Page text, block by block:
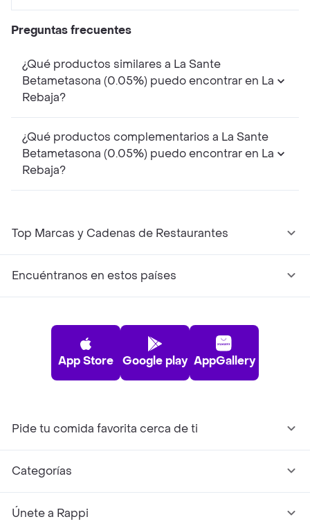
Preguntas frecuentes
¿Qué productos similares a La Sante
Betametasona (0.05%) puedo encontrar en La
Rebaja?
¿Qué productos complementarios a La Sante
Betametasona (0.05%) puedo encontrar en La
Rebaja?
Top Marcas y Cadenas de Restaurantes
Encuéntranos en estos países
App Store Google play AppGallery
Pide tu comida favorita cerca de ti
Categorías
Únete a Rappi